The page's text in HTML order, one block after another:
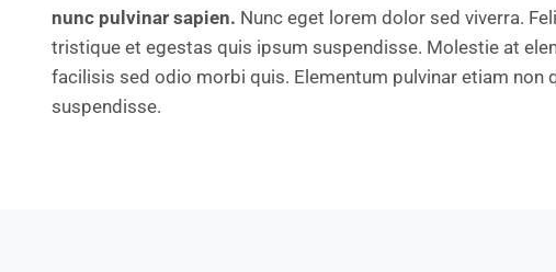
nunc pulvinar sapien. Nunc eget lorem dolor sed viverra.
tristique et egestas quis ipsum suspendisse. Molestie at
facilisis sed odio morbi quis. Elementum pulvinar etiam non
suspendisse.